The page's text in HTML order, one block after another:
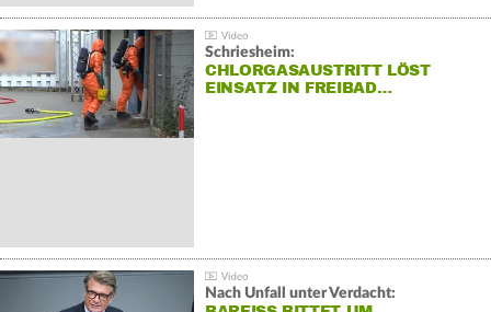
Schriesheim:
CHLORGASAUSTRITT LÖST
EINSATZ IN FREIBAD…
Nach Unfall unter Verdacht: